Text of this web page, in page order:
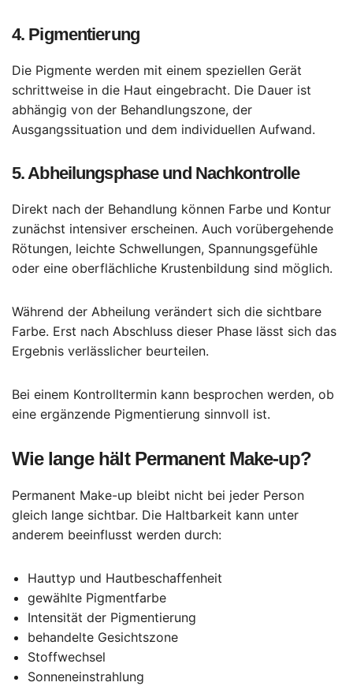
4. Pigmentierung
Die Pigmente werden mit einem speziellen Gerät
schrittweise in die Haut eingebracht. Die Dauer ist
abhängig von der Behandlungszone, der
Ausgangssituation und dem individuellen Aufwand.
5. Abheilungsphase und Nachkontrolle
Direkt nach der Behandlung können Farbe und Kontur
zunächst intensiver erscheinen. Auch vorübergehende
Rötungen, leichte Schwellungen, Spannungsgefühle
oder eine oberflächliche Krustenbildung sind möglich.
Während der Abheilung verändert sich die sichtbare
Farbe. Erst nach Abschluss dieser Phase lässt sich das
Ergebnis verlässlicher beurteilen.
Bei einem Kontrolltermin kann besprochen werden, ob
eine ergänzende Pigmentierung sinnvoll ist.
Wie lange hält Permanent Make-up?
Permanent Make-up bleibt nicht bei jeder Person
gleich lange sichtbar. Die Haltbarkeit kann unter
anderem beeinflusst werden durch:
Hauttyp und Hautbeschaffenheit
gewählte Pigmentfarbe
Intensität der Pigmentierung
behandelte Gesichtszone
Stoffwechsel
Sonneneinstrahlung